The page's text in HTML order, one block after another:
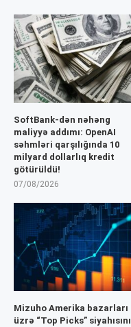
SoftBank-dən nəhəng
maliyyə addımı: OpenAI
səhmləri qarşılığında 10
milyard dollarlıq kredit
götürüldü!
07/08/2026
Mizuho Amerika bazarları
üzrə “Top Picks” siyahısını